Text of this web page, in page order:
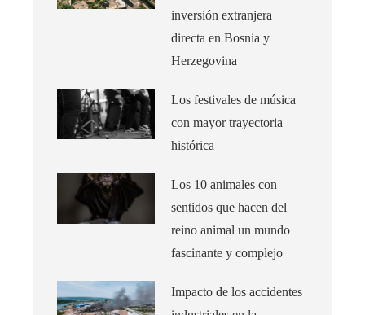
inversión extranjera
directa en Bosnia y
Herzegovina
Los festivales de música
con mayor trayectoria
histórica
Los 10 animales con
sentidos que hacen del
reino animal un mundo
fascinante y complejo
Impacto de los accidentes